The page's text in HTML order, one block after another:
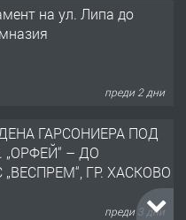
на ул. Липа до
преди 2 дни
ГАРСОНИЕРА ПОД
– ДО
ГР. ХАСКОВО
преди 3 дни